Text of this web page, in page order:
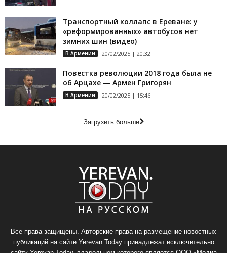
Транспортный коллапс в Ереване: у
«реформированных» автобусов нет
зимних шин (видео)
В Армении 20/02/2025 | 20:32
Повестка революции 2018 года была не
об Арцахе — Армен Григорян
В Армении 20/02/2025 | 15:46
Загрузить больше
Все права защищены. Авторские права на размещение новостных
публикаций на сайте Yerevan.Today принадлежат исключительно